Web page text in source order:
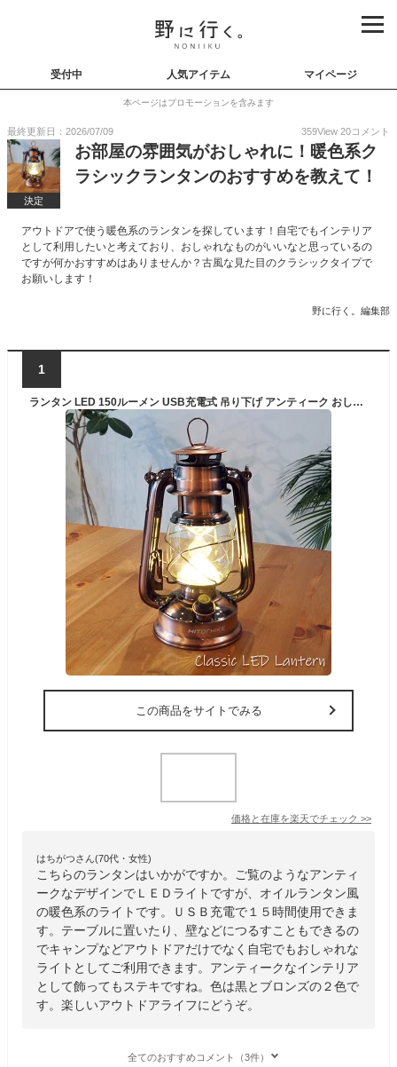
受付中 人気アイテム マイページ
本ページはプロモーションを含みます
最終更新日：2026/07/09 359View 20コメント
決定
お部屋の雰囲気がおしゃれに！暖色系ク
ラシックランタンのおすすめを教えて！
アウトドアで使う暖色系のランタンを探しています！自宅でもインテリア
として利用したいと考えており、おしゃれなものがいいなと思っているの
ですが何かおすすめはありませんか？古風な見た目のクラシックタイプで
お願いします！
野に行く。編集部
1
ランタン LED 150ルーメン USB充電式 吊り下げ アンティーク おしゃれ 災害 防災 アウトドア キャンプ グランピング ブリキ オイルランタン風 クラシック ブロンズ
この商品をサイトでみる
価格と在庫を楽天でチェック >>
はちがつさん(70代・女性)
こちらのランタンはいかがですか。ご覧のようなアンティ
ークなデザインでＬＥＤライトですが、オイルランタン風
の暖色系のライトです。ＵＳＢ充電で１５時間使用できま
す。テーブルに置いたり、壁などにつるすこともできるの
でキャンプなどアウトドアだけでなく自宅でもおしゃれな
ライトとしてご利用できます。アンティークなインテリア
として飾ってもステキですね。色は黒とブロンズの２色で
す。楽しいアウトドアライフにどうぞ。
全てのおすすめコメント（3件）